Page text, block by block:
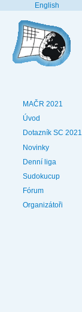
English
MAČR 2021
Úvod
Dotazník SC 2021
Novinky
Denní liga
Sudokucup
Fórum
Organizátoři